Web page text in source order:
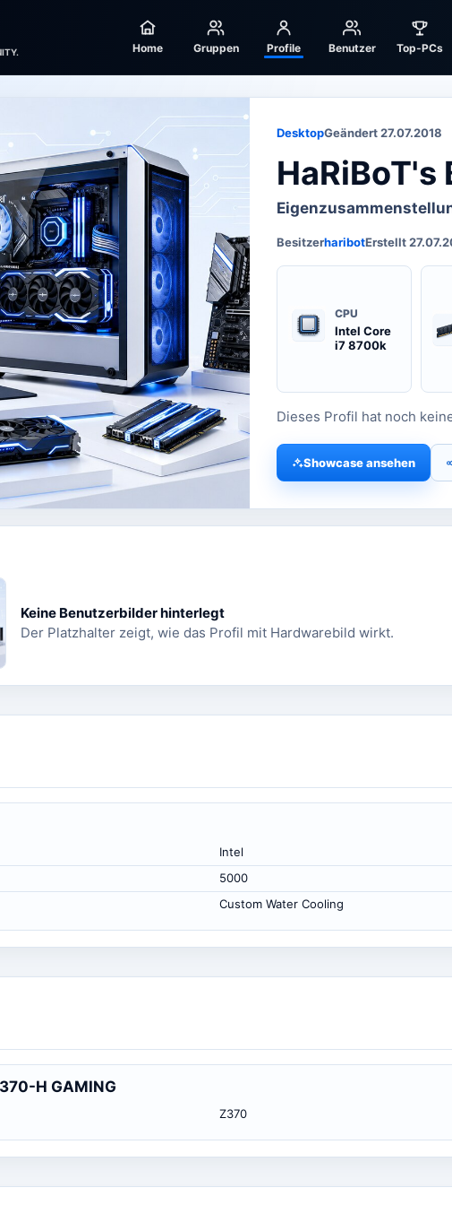
Home Gruppen Profile Benutzer Top-PCs
DesktopGeändert 27.07.2018
HaRiBoT's
BesitzerharibotErstellt
CPU
Intel Core
i7 8700k
Dieses Profil hat noch
Showcase ansehen
Keine Benutzerbilder hinterlegt
Der Platzhalter zeigt, wie das Profil mit Hardwarebild wirkt.
Intel
5000
Custom Water Cooling
H GAMING
Z370